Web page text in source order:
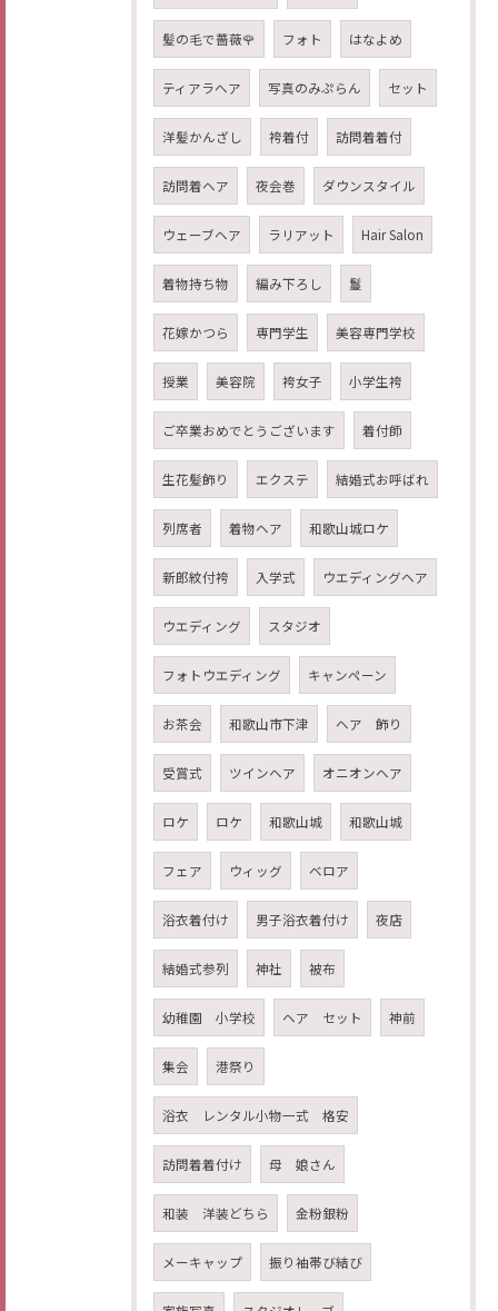
髪の毛で薔薇🌹 フォト はなよめ
ティアラヘア 写真のみぷらん セット
洋髪かんざし 袴着付 訪問着着付
訪問着ヘア 夜会巻 ダウンスタイル
ウェーブヘア ラリアット Hair Salon
着物持ち物 編み下ろし 鬘
花嫁かつら 専門学生 美容専門学校
授業 美容院 袴女子 小学生袴
ご卒業おめでとうございます 着付師
生花髪飾り エクステ 結婚式お呼ばれ
列席者 着物ヘア 和歌山城ロケ
新郎紋付袴 入学式 ウエディングヘア
ウエディング スタジオ
フォトウエディング キャンペーン
お茶会 和歌山市下津 ヘア 飾り
受賞式 ツインヘア オニオンヘア
ロケ ロケ 和歌山城 和歌山城
フェア ウィッグ ベロア
浴衣着付け 男子浴衣着付け 夜店
結婚式参列 神社 被布
幼稚園 小学校 ヘア セット 神前
集会 港祭り
浴衣 レンタル小物一式 格安
訪問着着付け 母 娘さん
和装 洋装どちら 金粉銀粉
メーキャップ 振り袖帯び結び